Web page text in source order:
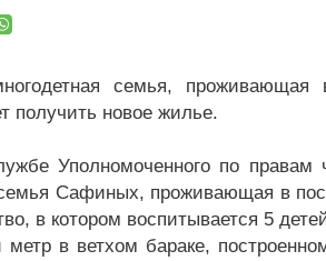
семья, проживающая
получить новое жилье.
Уполномоченного по правам
Сафиных, проживающая в
в котором воспитывается 5
в ветхом бараке,